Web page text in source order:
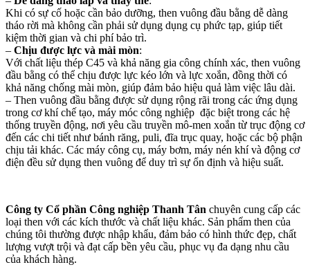
Khi có sự cố hoặc cần bảo dưỡng, then vuông đầu bằng dễ dàng
tháo rời mà không cần phải sử dụng dụng cụ phức tạp, giúp tiết
kiệm thời gian và chi phí bảo trì.
– Chịu được lực và mài mòn:
Với chất liệu thép C45 và khả năng gia công chính xác, then vuông
đầu bằng có thể chịu được lực kéo lớn và lực xoắn, đồng thời có
khả năng chống mài mòn, giúp đảm bảo hiệu quả làm việc lâu dài.
– Then vuông đầu bằng được sử dụng rộng rãi trong các ứng dụng
trong cơ khí chế tạo, máy móc công nghiệp đặc biệt trong các hệ
thống truyền động, nơi yêu cầu truyền mô-men xoắn từ trục động cơ
đến các chi tiết như bánh răng, puli, đĩa trục quay, hoặc các bộ phận
chịu tải khác. Các máy công cụ, máy bơm, máy nén khí và động cơ
điện đều sử dụng then vuông để duy trì sự ổn định và hiệu suất.
Công ty Cổ phần Công nghiệp Thanh Tân chuyên cung cấp các
loại then với các kích thước và chất liệu khác. Sản phẩm then của
chúng tôi thường được nhập khẩu, đảm bảo có hình thức đẹp, chất
lượng vượt trội và đạt cấp bền yêu cầu, phục vụ đa dạng nhu cầu
của khách hàng.